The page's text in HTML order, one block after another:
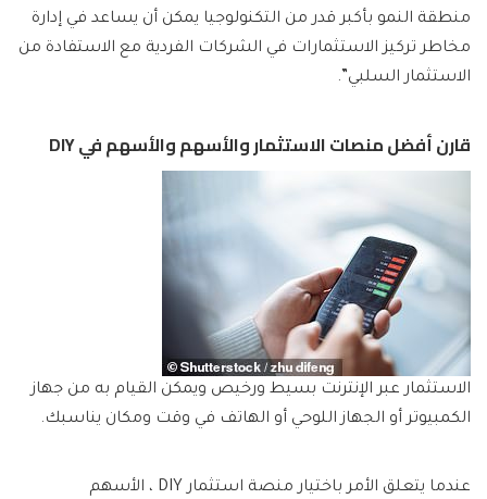
منطقة النمو بأكبر قدر من التكنولوجيا يمكن أن يساعد في إدارة
مخاطر تركيز الاستثمارات في الشركات الفردية مع الاستفادة من
الاستثمار السلبي”.
قارن أفضل منصات الاستثمار والأسهم والأسهم في DIY
الاستثمار عبر الإنترنت بسيط ورخيص ويمكن القيام به من جهاز
الكمبيوتر أو الجهاز اللوحي أو الهاتف في وقت ومكان يناسبك.
عندما يتعلق الأمر باختيار منصة استثمار DIY ، الأسهم